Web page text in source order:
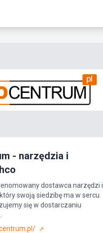
- narzędzia i
dostawca narzędzi i
swoją siedzibę ma w sercu
się w dostarczaniu
↗